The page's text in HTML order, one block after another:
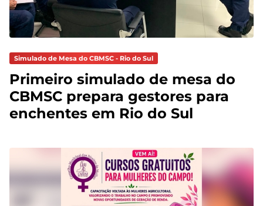
Simulado de Mesa do CBMSC - Rio do Sul
Primeiro simulado de mesa do
CBMSC prepara gestores para
enchentes em Rio do Sul